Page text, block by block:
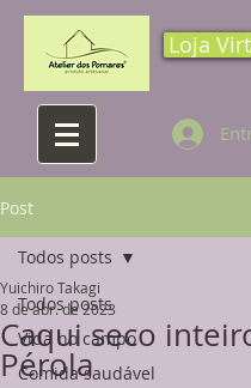
Loja
Post
Todos posts
Vida no campo
Comida saudável
Todos posts
Caqui seco
Pérola
Yuichiro Takagi
8 de abr. de 2023